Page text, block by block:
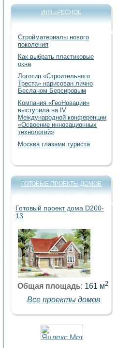
ИНТЕРЕСНОЕ
Стройматериалы нового
поколения
Как выбрать пластиковые
окна
Логотип «Строительного
Треста» нарисован лично
Бесланом Берсировым
Компания «ГеоНовации»
выступила на IV
Международной конференции
«Освоение инновационных
технологий»
Москва глазами туриста
ГОТОВЫЕ ПРОЕКТЫ ДОМОВ
Готовый проект дома D200-
13
Общая площадь: 161 м2
Все проекты домов